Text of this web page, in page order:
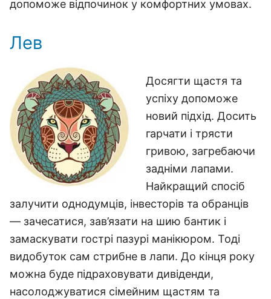
допоможе відпочинок у комфортних умовах.
Лев
Досягти щастя та
успіху допоможе
новий підхід. Досить
гарчати і трясти
гривою, загребаючи
задніми лапами.
Найкращий спосіб
залучити однодумців, інвесторів та обранців
— зачесатися, зав’язати на шию бантик і
замаскувати гострі пазурі манікюром. Тоді
видобуток сам стрибне в лапи. До кінця року
можна буде підраховувати дивіденди,
насолоджуватися сімейним щастям та